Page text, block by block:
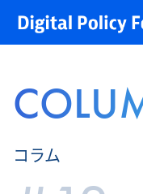
コラム